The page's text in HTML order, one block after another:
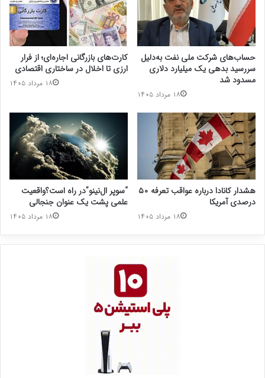
کارت‌های بازرگانی اجاره‌ای؛ از فرار
ارزی تا اخلال در ساختاری اقتصادی
۱۸ مرداد ۱۴۰۵
حساب‌های شرکت ملی نفت به‌دلیل
سررسید بدهی یک میلیارد دلاری
مسدود شد
۱۸ مرداد ۱۴۰۵
“سوپر ال‌نینو”در راه است؟واقعیت
علمی پشت یک عنوان جنجالی
۱۸ مرداد ۱۴۰۵
هشدار کانادا درباره عواقب تعرفه ۵۰
درصدی آمریکا
۱۸ مرداد ۱۴۰۵